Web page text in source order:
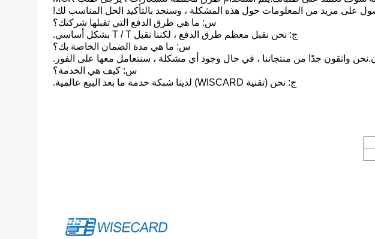
على مزيد من المعلومات حول هذه المشكلة ، وسنجد بالتأكيد الحل المناسب لك!
س: ما هي طرق الدفع التي تقبلها شركتك؟
ج: نحن نقبل معظم طرق الدفع ، لكننا نقبل T / T بشكل أساسي.
س: ما هي مدة الضمان الخاصة بك؟
واثقون جدًا من منتجاتنا ، في حال وجود أي مشكلة ، سنتعامل معها على الفور.
س: كيف هي الخدمة؟
ج: نحن (تقنية WISCARD) لدينا شبكة خدمة ما بعد البيع عالمية.